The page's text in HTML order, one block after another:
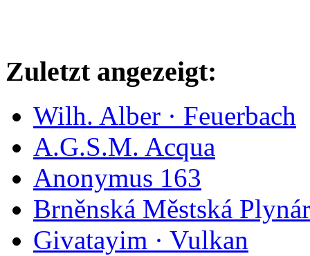
Zuletzt angezeigt:
Wilh. Alber · Feuerbach
A.G.S.M. Acqua
Anonymus 163
Brněnská Městská
Givatayim · Vulkan